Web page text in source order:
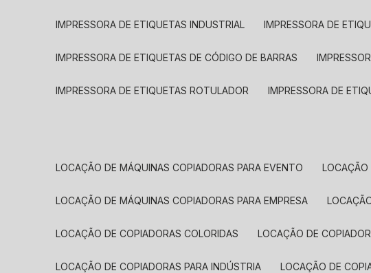
IMPRESSORA DE ETIQUETAS INDUSTRIAL IMPRESSORA DE
IMPRESSORA DE ETIQUETAS DE CÓDIGO DE BARRAS
IMPRESSORA DE ETIQUETAS ROTULADOR IMPRESSORA DE
LOCAÇÃO DE MÁQUINAS COPIADORAS PARA EVENTO
LOCAÇÃO DE MÁQUINAS COPIADORAS PARA EMPRESA
LOCAÇÃO DE COPIADORAS COLORIDAS LOCAÇÃO DE
LOCAÇÃO DE COPIADORAS PARA INDÚSTRIA LOCAÇÃO DE